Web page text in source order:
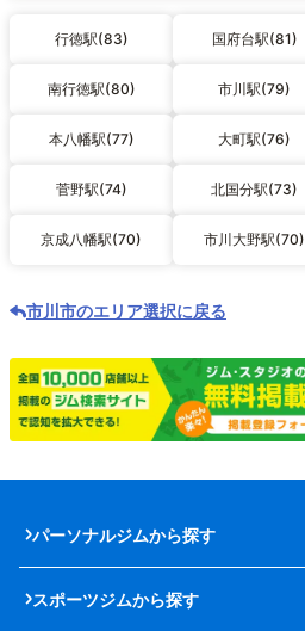
行徳駅(83) 国府台駅(81)
南行徳駅(80) 市川駅(79)
本八幡駅(77) 大町駅(76)
菅野駅(74) 北国分駅(73)
京成八幡駅(70) 市川大野駅(70)
市川市のエリア選択に戻る
パーソナルジムから探す
スポーツジムから探す